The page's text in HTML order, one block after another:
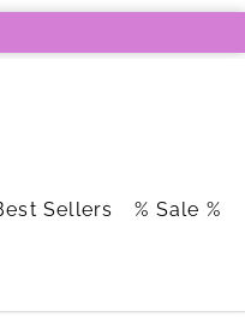
Sellers % Sale %